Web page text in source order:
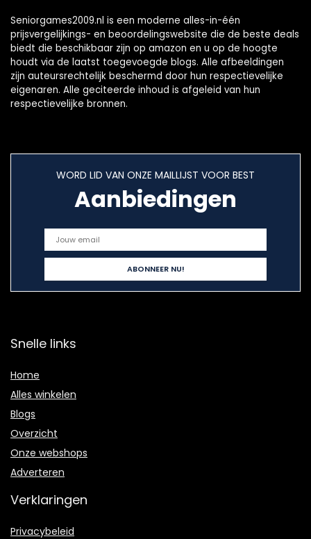
Seniorgames2009.nl is een moderne alles-in-één
prijsvergelijkings- en beoordelingswebsite die de beste deals
biedt die beschikbaar zijn op amazon en u op de hoogte
houdt via de laatst toegevoegde blogs. Alle afbeeldingen
zijn auteursrechtelijk beschermd door hun respectievelijke
eigenaren. Alle geciteerde inhoud is afgeleid van hun
respectievelijke bronnen.
WORD LID VAN ONZE MAILLIJST VOOR BEST
Aanbiedingen
Snelle links
Home
Alles winkelen
Blogs
Overzicht
Onze webshops
Adverteren
Verklaringen
Privacybeleid